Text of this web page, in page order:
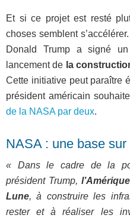
Et si ce projet est resté
choses semblent
Donald Trump a signé
lancement de la
Cette initiative peut paraître
président américain
de la NASA par deux.
NASA : une base
« Dans le cadre de la
président Trump,
Lune, à construire les
rester et à réaliser les